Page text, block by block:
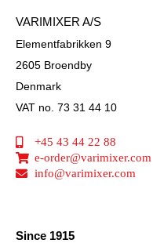
VARIMIXER A/S
Elementfabrikken 9
2605 Broendby
Denmark
VAT no. 73 31 44 10
+45 43 44 22 88
e-order@varimixer.com
info@varimixer.com
Since 1915